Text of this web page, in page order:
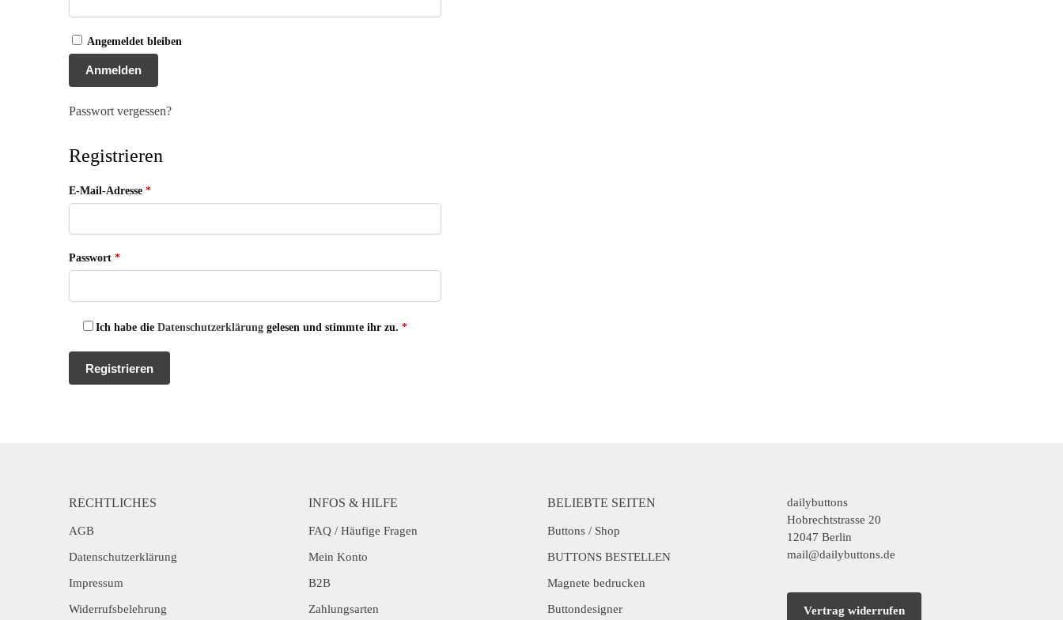
Angemeldet bleiben
Anmelden
Passwort vergessen?
Registrieren
E-Mail-Adresse *
Passwort *
Ich habe die Datenschutzerklärung gelesen und stimmte ihr zu. *
Registrieren
RECHTLICHES
AGB
Datenschutzerklärung
Impressum
Widerrufsbelehrung
INFOS & HILFE
FAQ / Häufige Fragen
Mein Konto
B2B
Zahlungsarten
BELIEBTE SEITEN
Buttons / Shop
BUTTONS BESTELLEN
Magnete bedrucken
Buttondesigner
dailybuttons
Hobrechtstrasse 20
12047 Berlin
mail@dailybuttons.de
Vertrag widerrufen